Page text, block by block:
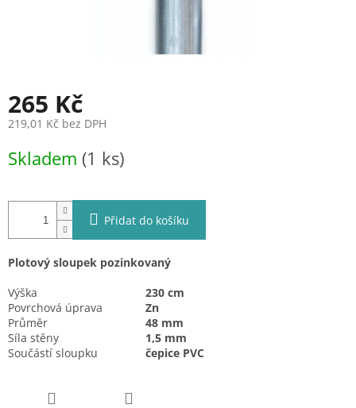
265 Kč
219,01 Kč bez DPH
cena:
Skladem (1 ks)
Přidat do košíku
Plotový sloupek pozinkovaný
Výška
230 cm
Povrchová úprava
Zn
Průměr
48 mm
Síla stěny
1,5 mm
Součástí sloupku
čepice PVC